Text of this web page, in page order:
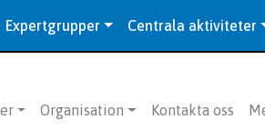
Expertgrupper Centrala aktiviteter
Organisation Kontakta oss